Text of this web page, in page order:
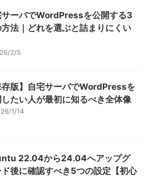
サーバでWordPressを公開する3
法｜どれを選ぶと詰まりにくい
2/5
存版】自宅サーバでWordPressを
たい人が最初に知るべき全体像
1/14
22.04から24.04へアップグ
ド後に確認すべき5つの設定【初心